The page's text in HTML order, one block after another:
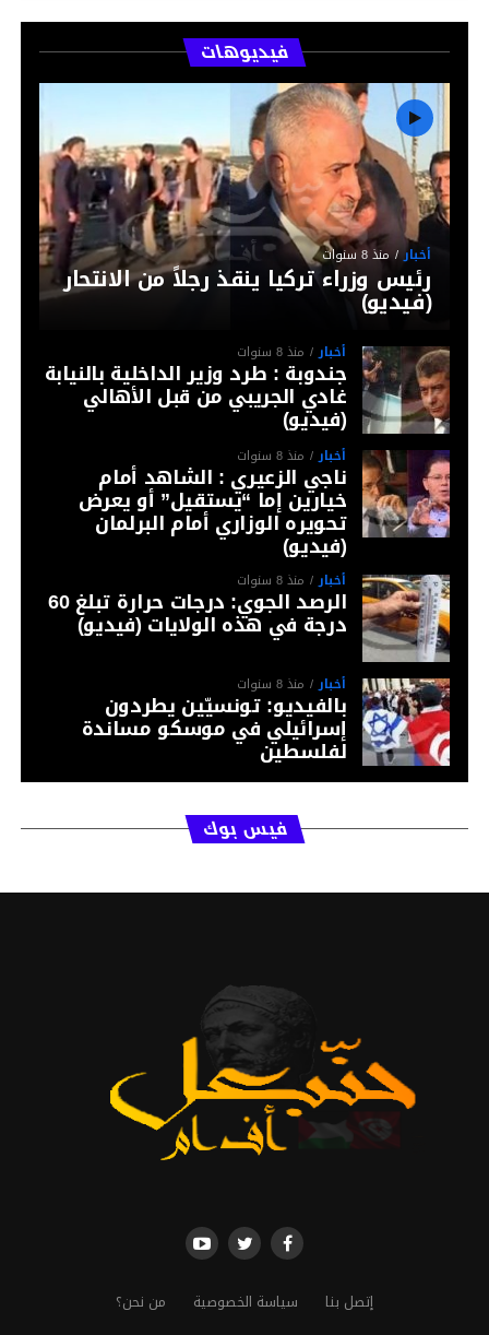
فيديوهات
أخبار منذ 8 سنوات
رئيس وزراء تركيا ينقذ رجلاً من الانتحار
(فيديو)
أخبار منذ 8 سنوات
جندوبة : طرد وزير الداخلية بالنيابة
غادي الجريبي من قبل الأهالي
(فيديو)
أخبار منذ 8 سنوات
ناجي الزعيري : الشاهد أمام
خيارين إما “يستقيل” أو يعرض
تحويره الوزاري أمام البرلمان
(فيديو)
أخبار منذ 8 سنوات
الرصد الجوي: درجات حرارة تبلغ 60
درجة في هذه الولايات (فيديو)
أخبار منذ 8 سنوات
بالفيديو: تونسيّين يطردون
إسرائيلي في موسكو مساندة
لفلسطين
فيس بوك
إتصل بنا سياسة الخصوصية من نحن؟